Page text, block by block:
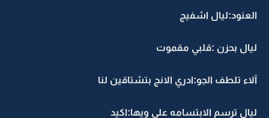
العنود:ليال اشفيج
ليال بحزن :قلبي مقموت
آلاء تلطف الجو:ادري الانج بتشتاقين لنا
ليال ترسم الابتسامه على ويها:اكيد